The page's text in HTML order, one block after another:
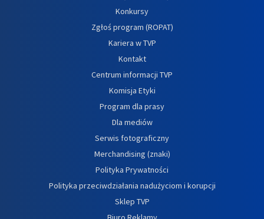
Konkursy
Zgłoś program (ROPAT)
Kariera w TVP
Kontakt
Centrum informacji TVP
Komisja Etyki
Program dla prasy
Dla mediów
Serwis fotograficzny
Merchandising (znaki)
Polityka Prywatności
Polityka przeciwdziałania nadużyciom i korupcji
Sklep TVP